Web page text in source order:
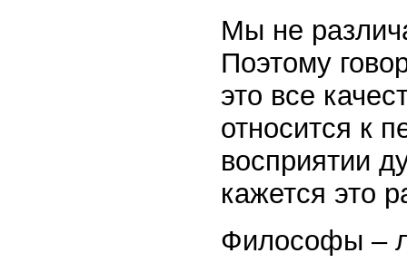
Мы не
Поэтому
это все
относится к
восприятии
кажется это
Философы –